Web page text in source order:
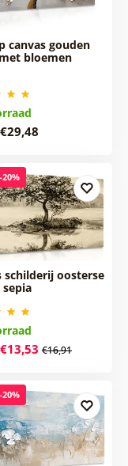
canvas gouden
bloemen
schilderij oosterse
€16,91